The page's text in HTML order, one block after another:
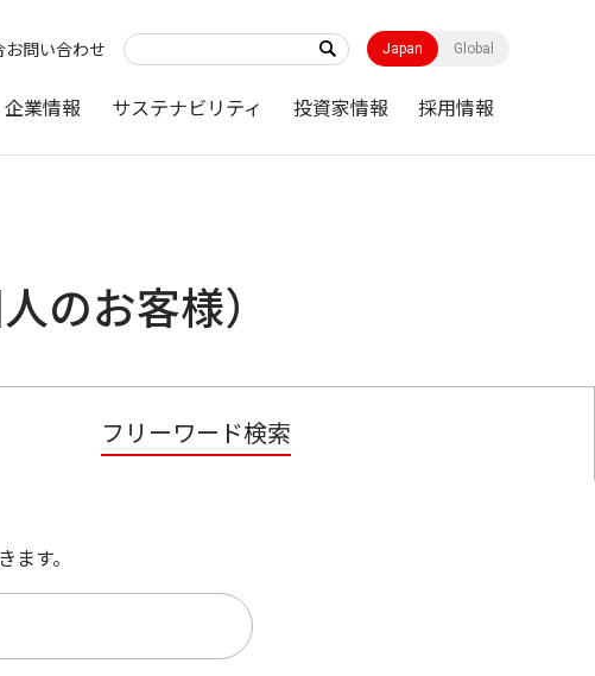
お問い合わせ Japan Global
企業情報 サステナビリティ 投資家情報 採用情報
のお客様）
フリーワード検索
す。